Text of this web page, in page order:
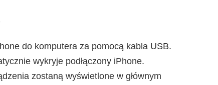
do komputera za pomocą kabla USB.
wykryje podłączony iPhone.
zostaną wyświetlone w głównym